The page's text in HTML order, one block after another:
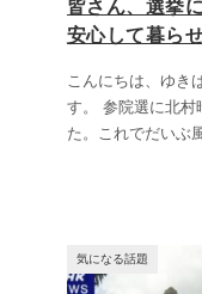
皆さん、選挙
安心して暮ら
こんにちは、ゆき
す。 参院選に北村
た。これでだいぶ
気になる話題